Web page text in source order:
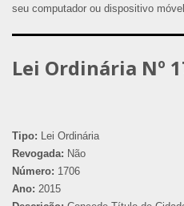
seu computador ou dispositivo móvel.
Lei Ordinária Nº
Tipo: Lei Ordinária
Revogada: Não
Número: 1706
Ano: 2015